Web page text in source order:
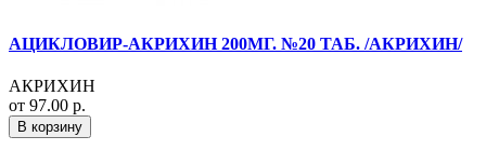
АЦИКЛОВИР-АКРИХИН 200МГ. №20 ТАБ. /АКРИХИН/
АКРИХИН
от 97.00 р.
В корзину